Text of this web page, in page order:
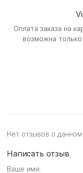
Оплата заказа на
возможна
Нет отзывов о данном
Написать отзыв
Ваше имя: